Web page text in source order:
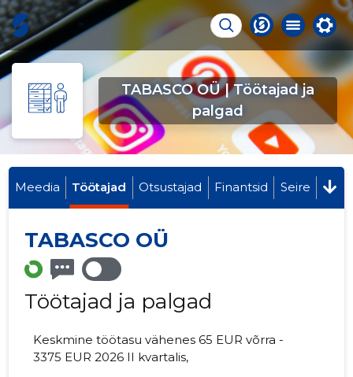
TABASCO OÜ | Töötajad ja
palgad
Meedia Töötajad Otsustajad Finantsid Seire
TABASCO OÜ
Töötajad ja palgad
Keskmine töötasu vähenes 65 EUR võrra -
3375 EUR 2026 II kvartalis,